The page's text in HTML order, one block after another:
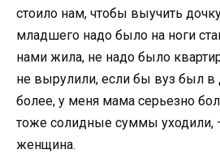
стоило нам, чтобы выучить
младшего надо было на ноги
нами жила, не надо было
не вырулили, если бы вуз был в
более, у меня мама серьезно
тоже солидные суммы уходили,
женщина.